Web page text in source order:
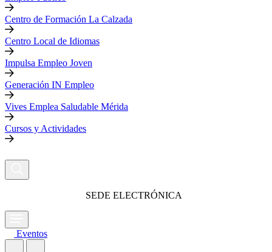
Centro de Formación La Calzada
Centro Local de Idiomas
Impulsa Empleo Joven
Generación IN Empleo
Vives Emplea Saludable Mérida
Cursos y Actividades
SEDE ELECTRÓNICA
Eventos